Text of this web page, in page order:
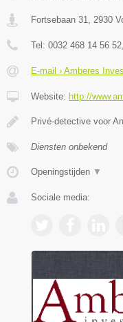
Fortsebaan 31 2930
Tel: 0032 468 14 56 52
E-mail › Amberes
Website: http://
Privé-detective voor
Diensten onbekend
Openingstijden ▼
Sociale media: